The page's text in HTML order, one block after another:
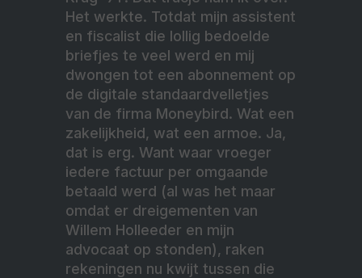
Het werkte. Totdat mijn assistent
en fiscalist die lollig bedoelde
briefjes te veel werd en mij
dwongen tot een abonnement op
de digitale standaardvelletjes
van de firma Moneybird. Wat een
zakelijkheid, wat een armoe. Ja,
dat is erg. Want waar vroeger
iedere factuur per omgaande
betaald werd (al was het maar
omdat er dreigementen van
Willem Holleeder en mijn
advocaat op stonden), raken
rekeningen nu kwijt tussen die